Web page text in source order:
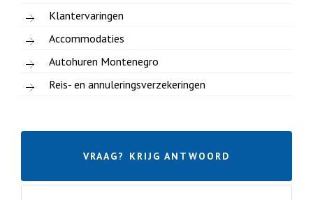
Klantervaringen
Accommodaties
Autohuren Montenegro
Reis- en annuleringsverzekeringen
VRAAG? KRIJG ANTWOORD